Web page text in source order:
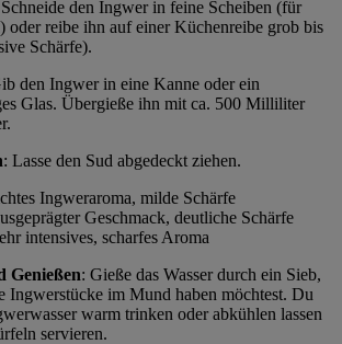
den Ingwer in feine Scheiben (für
oder reibe ihn auf einer Küchenreibe grob bis
Schärfe).
den Ingwer in eine Kanne oder ein
Glas. Übergieße ihn mit ca. 500 Milliliter
: Lasse den Sud abgedeckt ziehen.
Ingweraroma, milde Schärfe
Geschmack, deutliche Schärfe
intensives, scharfes Aroma
Genießen: Gieße das Wasser durch ein Sieb,
Ingwerstücke im Mund haben möchtest. Du
warm trinken oder abkühlen lassen
servieren.